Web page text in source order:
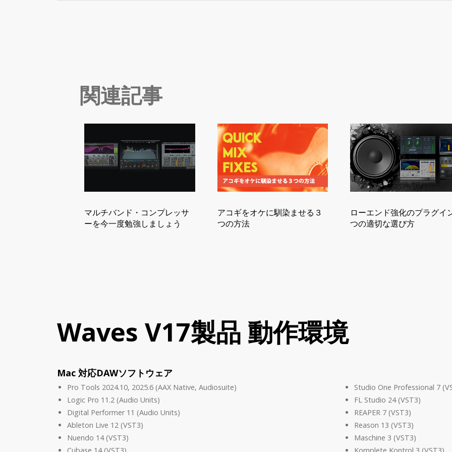
関連記事
マルチバンド・コンプレッサ
ーを今一度勉強しましょう
アコギをオケに馴染ませる３
つの方法
ローエンド強化のプラグイ
つの適切な選び方
Waves V17製品 動作環境
Mac 対応DAWソフトウェア
Pro Tools 2024.10, 2025.6 (AAX Native, Audiosuite)
Logic Pro 11.2 (Audio Units)
Digital Performer 11 (Audio Units)
Ableton Live 12 (VST3)
Nuendo 14 (VST3)
Studio One Professional 7
FL Studio 24 (VST3)
REAPER 7 (VST3)
Reason 13 (VST3)
Maschine 3 (VST3)